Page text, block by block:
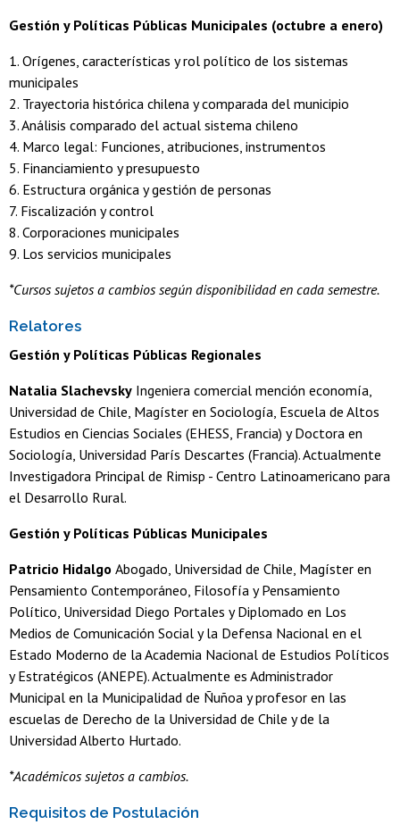
Gestión y Políticas Públicas Municipales (octubre a enero)
1. Orígenes, características y rol político de los sistemas
municipales
2. Trayectoria histórica chilena y comparada del municipio
3. Análisis comparado del actual sistema chileno
4. Marco legal: Funciones, atribuciones, instrumentos
5. Financiamiento y presupuesto
6. Estructura orgánica y gestión de personas
7. Fiscalización y control
8. Corporaciones municipales
9. Los servicios municipales
*Cursos sujetos a cambios según disponibilidad en cada semestre.
Relatores
Gestión y Políticas Públicas Regionales
Natalia Slachevsky Ingeniera comercial mención economía,
Universidad de Chile, Magíster en Sociología, Escuela de Altos
Estudios en Ciencias Sociales (EHESS, Francia) y Doctora en
Sociología, Universidad París Descartes (Francia). Actualmente
Investigadora Principal de Rimisp - Centro Latinoamericano para
el Desarrollo Rural.
Gestión y Políticas Públicas Municipales
Patricio Hidalgo Abogado, Universidad de Chile, Magíster en
Pensamiento Contemporáneo, Filosofía y Pensamiento
Político, Universidad Diego Portales y Diplomado en Los
Medios de Comunicación Social y la Defensa Nacional en el
Estado Moderno de la Academia Nacional de Estudios Políticos
y Estratégicos (ANEPE). Actualmente es Administrador
Municipal en la Municipalidad de Ñuñoa y profesor en las
escuelas de Derecho de la Universidad de Chile y de la
Universidad Alberto Hurtado.
*Académicos sujetos a cambios.
Requisitos de Postulación